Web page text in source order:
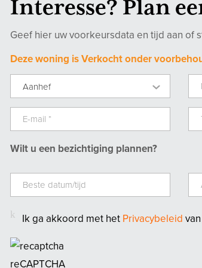
Interesse? Plan
Geef hier uw voorkeursdata en tijd aan of
Deze woning is Verkocht onder
Aanhef
Wilt u een bezichtiging plannen?
Ik ga akkoord met het Privacybeleid
reCAPTCHA